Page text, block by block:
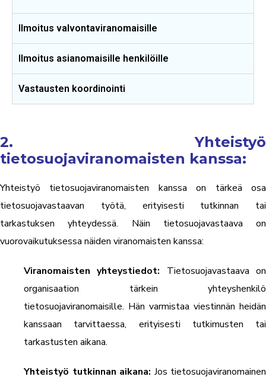
Ilmoitus valvontaviranomaisille
Ilmoitus asianomaisille henkilöille
Vastausten koordinointi
2. Yhteistyö
tietosuojaviranomaisten kanssa:
Yhteistyö tietosuojaviranomaisten kanssa on tärkeä osa
tietosuojavastaavan työtä, erityisesti tutkinnan tai
tarkastuksen yhteydessä. Näin tietosuojavastaava on
vuorovaikutuksessa näiden viranomaisten kanssa:
Viranomaisten yhteystiedot: Tietosuojavastaava on
organisaation tärkein yhteyshenkilö
tietosuojaviranomaisille. Hän varmistaa viestinnän heidän
kanssaan tarvittaessa, erityisesti tutkimusten tai
tarkastusten aikana.
Yhteistyö tutkinnan aikana: Jos tietosuojaviranomainen